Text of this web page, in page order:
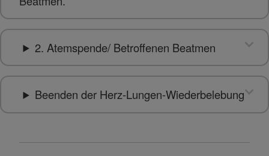
2. Atemspende/ Betroffenen Beatmen
Beenden der Herz-Lungen-Wiederbelebung